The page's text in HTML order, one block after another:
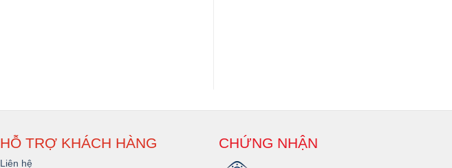
HỖ TRỢ KHÁCH HÀNG
Liên hệ
CHỨNG NHẬN